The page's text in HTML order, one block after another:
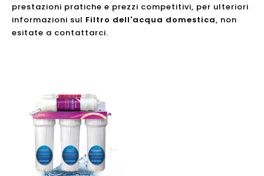
prestazioni pratiche e prezzi competitivi, per ulteriori
informazioni sul Filtro dell'acqua domestica, non
esitate a contattarci.